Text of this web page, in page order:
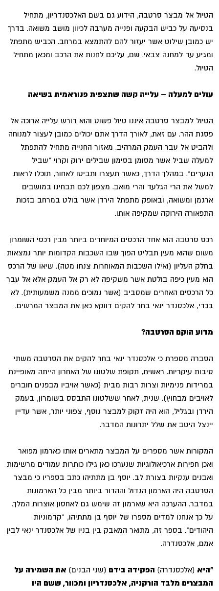
הטיול אל מבצר סרטבה, הידוע גם בשם האלכסנדריון, מתחיל
בנסיעה על כביש הבקעה ופנייה מערבה לכיוון מושב משואה. בדרך
יש כמובן שילוט אשר יעזור להם להתמצא במרחב. הכביש מתפתל
ומגיע עד למחנה צבאי. שם, עליכם לחנות את הרכב ומכאן מתחיל
הטיול.
עולים למעלה – עלייה קשה שתצפית פנוראמית בשיאה
הטיול למבצר סרטבה איננו טיול פשוט והוא דורש עלייה ארוכה אל
פסגת ההר. עם זאת, לאורך הדרך אתם יכולים כמובן לעצור למנוחה
ולהביט אל עבר העמק המרהיב. מאזור החנייה מתחיל להתפתל
למעלה שביל אשר מסומן בסימון שבילים ירוק וקרוי "שביל
הנערים". במהלך הדרך, כאשר תעצרו ותביטו לאחור, תוכלו לראות
למשל את הרי הגלעד והרי מואב. מצפון לכם תבחינו במושבים
ארגמן ומשואה, ובאופק מתפתל הירדן אשר בולט במרחב בזכות
התפאורה הירוקה שמקיפה אותו.
רכס סרטבה הוא אחד הרכסים המיוחדים ביותר מבין רכסי השומרון
משום שהוא מעין תבליט הפוך שבו השכבות הקדומות יותר נמצאות
בחלק העליון (ואילו השכבות המאוחרות צנחו מטה). שיאו של הרכס
הוא מעין כיפה בולטת אשר משקיפה לא רק אל העמק אלא אל עבר
כל הרכסים האחרים שמסביב (אשר נמוכים ממנה משמעותית). לא
בכדי, אלכסנדר ינאי בחר להקים דווקא כאן את המבצר המרשים.
מדוע הוקם הסרטבה?
הסברה מספרת כי אלכסנדר ינאי בחר להקים את הסרטבה משתי
סיבות עיקריות. ראשית, תקופת שלטונו של האחרון הייתה מאופיינת
במרידות פנימיות וצרות רבות מבית (כאשר אויביו מבפנים חוברים
לאויבים מבחוץ). שנית, לאחר ששלטונו התבסס בשומרון, בעמק
הירדן ובגליל, הוא היה זקוק למבצר נוסף, צפוני יותר, אשר עדיין
יינצל היטב את שלל יתרונות המדבר.
המקורות אשר מספרים על המבצר מתארים אותו כארמון מפואר
ואכן חפירות ארכיאולוגיות שנערכו כאן גילו כותרות עמודים מרשימות
ואבנים ענקיות בצורת לב. יוסף בן מתתיהו כתב בספריו כי מבצר
הסרטבה היה הארמון הגדול וההדור ביותר מבין כל הארמונות
במדבר. ההערכה היא שארמון זה שימש גם לאחסון אוצרות המלך.
על כך אנחנו למדים מספרו של יוסף בן מתתיהו, "קדמוניות
היהודים". בספר זה, מתואר המאבק בין בניו של אלכסנדר ינאי לבין
אמם, אלכסנדרה.
"היא (אלכסנדרה) הפקידה בידם (שני הבנים) את השמירה על
המבצרים מלבד הורקניה, אלכסנדריון ומכוור, ששם היו